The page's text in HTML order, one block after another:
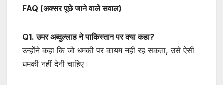
FAQ (अक्सर पूछे जाने वाले सवाल)
Q1. उमर अब्दुल्लाह ने पाकिस्तान पर क्या कहा?
उन्होंने कहा कि जो धमकी पर कायम नहीं रह सकता, उसे ऐसी
धमकी नहीं देनी चाहिए।